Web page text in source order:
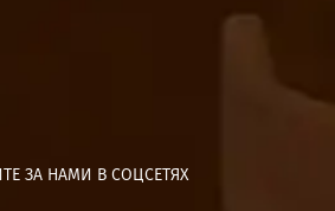
ЗА НАМИ В СОЦСЕТЯХ